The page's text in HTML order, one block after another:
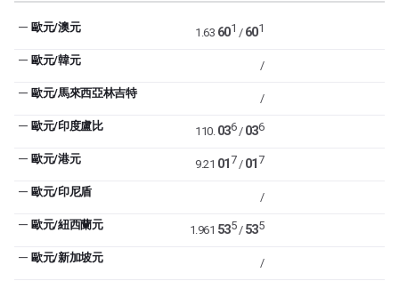
— 歐元/澳元 1.63 601 / 601
— 歐元/韓元 /
— 歐元/馬來西亞林吉特 /
— 歐元/印度盧比 110. 036/ 036
— 歐元/港元 9.21 017 / 017
— 歐元/印尼盾 /
— 歐元/紐西蘭元 1.961 535/ 535
— 歐元/新加坡元 /